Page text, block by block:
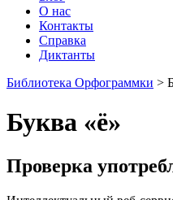
О нас
Контакты
Справка
Диктанты
Библиотека Орфограммки >
Буква «ё»
Проверка